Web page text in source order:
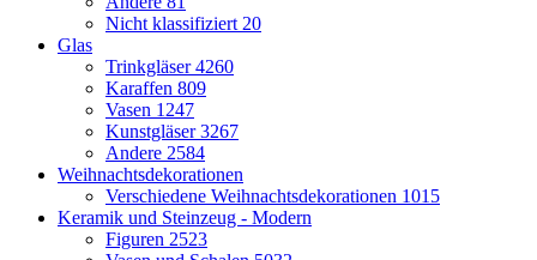
Nicht klassifiziert 20
Glas
Trinkgläser4260
Karaffen 809
Vasen 1247
Kunstgläser3267
Andere 2584
Weihnachtsdekorationen
Verschiedene Weihnachtsdekorationen 1015
Keramik und Steinzeug - Modern
Figuren 2523